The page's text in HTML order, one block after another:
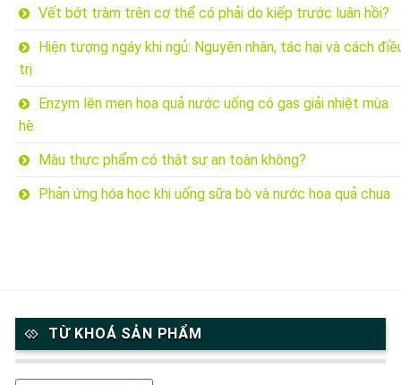
Vết bớt tràm trên cơ thể có phải do kiếp trước luân hồi?
Hiện tượng ngáy khi ngủ: Nguyên nhân, tác hại và cách
trị
Enzym lên men hoa quả nước uống có gas giải nhiệt mùa
hè
Màu thực phẩm có thật sự an toàn không?
Phản ứng hóa học khi uống sữa bò và nước hoa quả chua
TỪ KHOÁ SẢN PHẨM